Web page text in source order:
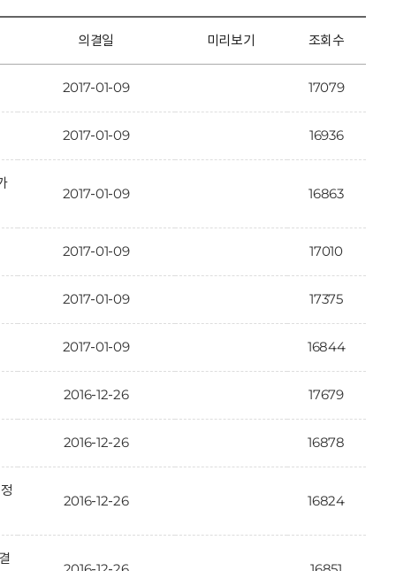
의결일 미리보기 조회수
2017-01-09 17079
2017-01-09 16936
2017-01-09 16863
2017-01-09 17010
2017-01-09 17375
2017-01-09 16844
2016-12-26 17679
2016-12-26 16878
2016-12-26 16824